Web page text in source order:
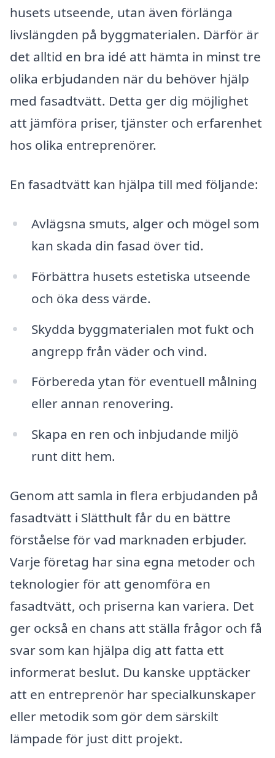
husets utseende, utan även förlänga
livslängden på byggmaterialen. Därför är
det alltid en bra idé att hämta in minst tre
olika erbjudanden när du behöver hjälp
med fasadtvätt. Detta ger dig möjlighet
att jämföra priser, tjänster och erfarenhet
hos olika entreprenörer.
En fasadtvätt kan hjälpa till med följande:
Avlägsna smuts, alger och mögel som
kan skada din fasad över tid.
Förbättra husets estetiska utseende
och öka dess värde.
Skydda byggmaterialen mot fukt och
angrepp från väder och vind.
Förbereda ytan för eventuell målning
eller annan renovering.
Skapa en ren och inbjudande miljö
runt ditt hem.
Genom att samla in flera erbjudanden på
fasadtvätt i Slätthult får du en bättre
förståelse för vad marknaden erbjuder.
Varje företag har sina egna metoder och
teknologier för att genomföra en
fasadtvätt, och priserna kan variera. Det
ger också en chans att ställa frågor och få
svar som kan hjälpa dig att fatta ett
informerat beslut. Du kanske upptäcker
att en entreprenör har specialkunskaper
eller metodik som gör dem särskilt
lämpade för just ditt projekt.